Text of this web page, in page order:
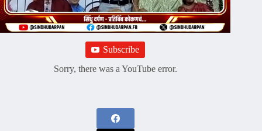
Subscribe
Sorry, there was a YouTube error.